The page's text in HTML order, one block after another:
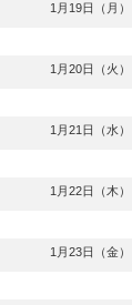
1月19日（月）
1月20日（火）
1月21日（水）
1月22日（木）
1月23日（金）